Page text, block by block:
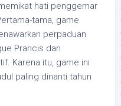
hati penggemar
tama, game
perpaduan
Prancis dan
Karena itu, game ini
paling dinanti tahun